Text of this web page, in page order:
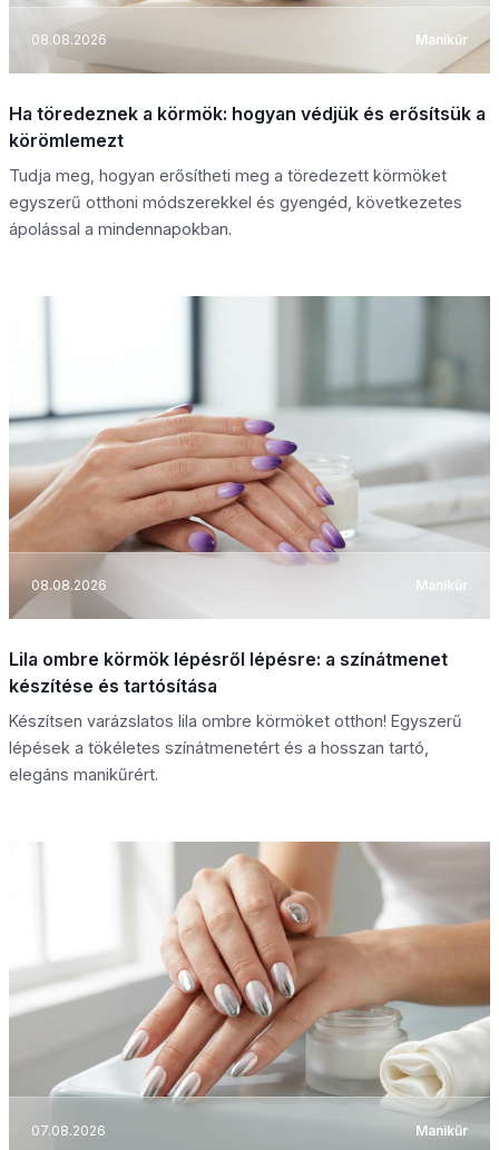
08.08.2026 Manikűr
Ha töredeznek a körmök: hogyan védjük és erősítsük a
körömlemezt
Tudja meg, hogyan erősítheti meg a töredezett körmöket
egyszerű otthoni módszerekkel és gyengéd, következetes
ápolással a mindennapokban.
08.08.2026 Manikűr
Lila ombre körmök lépésről lépésre: a színátmenet
készítése és tartósítása
Készítsen varázslatos lila ombre körmöket otthon! Egyszerű
lépések a tökéletes színátmenetért és a hosszan tartó,
elegáns manikűrért.
07.08.2026 Manikűr